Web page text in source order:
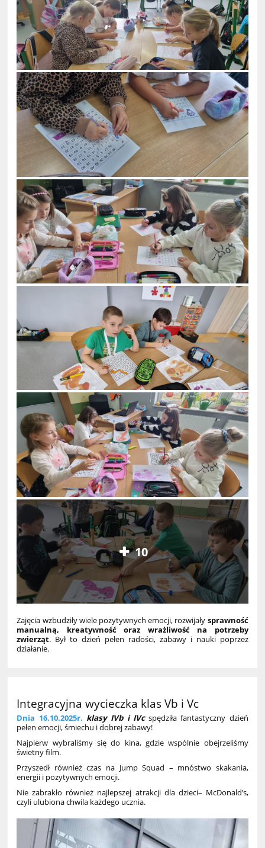
10
Zajęcia wzbudziły wiele pozytywnych emocji, rozwijały sprawność
manualną, kreatywność oraz wrażliwość na potrzeby
zwierząt. Był to dzień pełen radości, zabawy i nauki poprzez
działanie.
Integracyjna wycieczka klas Vb i Vc
Dnia 16.10.2025r. klasy IVb i IVcspędziła fantastyczny dzień
pełen emocji, śmiechu i dobrej zabawy!
Najpierw wybraliśmy się do kina, gdzie wspólnie obejrzeliśmy
świetny film.
Przyszedł również czas na Jump Squad – mnóstwo skakania,
energii i pozytywnych emocji.
Nie zabrakło również najlepszej atrakcji dla dzieci– McDonald’s,
czyli ulubiona chwila każdego ucznia.